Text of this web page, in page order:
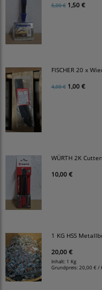
5,00 € 1,50 €
FISCHER 20 x
4,00 € 1,00 €
WÜRTH 2K
10,00 €
1 KG HSS
20,00 €
Inhalt: 1 Kg
Grundpreis: 20,00 € /